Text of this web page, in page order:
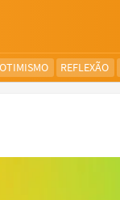
OTIMISMO REFLEXÃO